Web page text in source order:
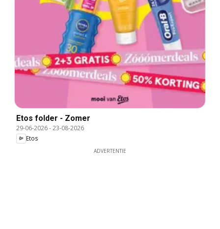
Etos folder - Zomer
29-06-2026-23-08-2026
Etos
ADVERTENTIE